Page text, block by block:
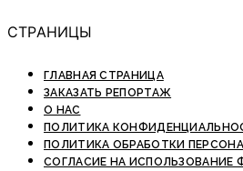
СТРАНИЦЫ
ГЛАВНАЯ СТРАНИЦА
ЗАКАЗАТЬ РЕПОРТАЖ
О НАС
ПОЛИТИКА
ПОЛИТИКА ОБРАБОТКИ
СОГЛАСИЕ НА ИСПОЛЬЗОВАНИЕ